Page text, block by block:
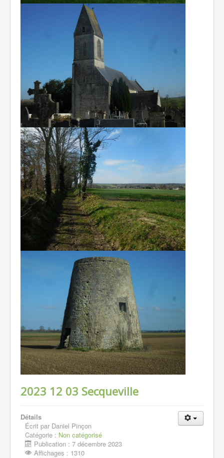
2023 12 03 Secqueville
Détails
Écrit par Daniel Pinçon
Catégorie : Non catégorisé
Publication : 7 décembre 2023
Affichages : 1310